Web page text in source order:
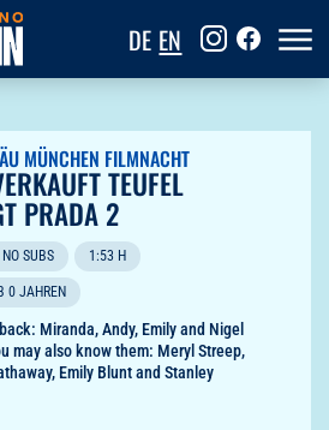
DE EN
MÜNCHEN FILMNACHT
TEUFEL
PRADA 2
SUBS 1:53 H
0 JAHREN
Miranda, Andy, Emily and Nigel
may also know them: Meryl Streep,
Emily Blunt and Stanley